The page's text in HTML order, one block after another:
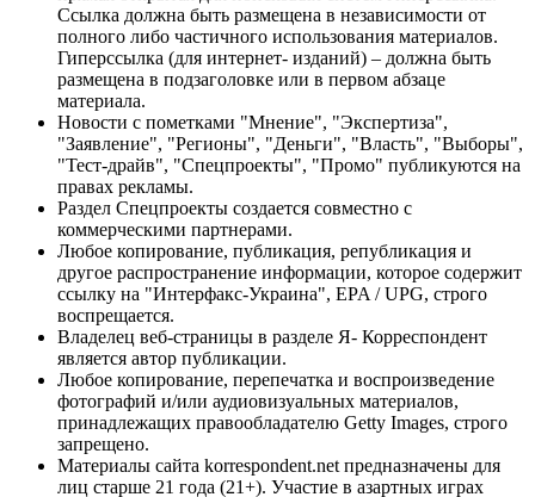
Ссылка должна быть размещена в независимости от
полного либо частичного использования материалов.
Гиперссылка (для интернет- изданий) – должна быть
размещена в подзаголовке или в первом абзаце
материала.
Новости с пометками "Мнение", "Экспертиза",
"Заявление", "Регионы", "Деньги", "Власть", "Выборы",
"Тест-драйв", "Спецпроекты", "Промо" публикуются на
правах рекламы.
Раздел Спецпроекты создается совместно с
коммерческими партнерами.
Любое копирование, публикация, републикация и
другое распространение информации, которое содержит
ссылку на "Интерфакс-Украина", EPA / UPG, строго
воспрещается.
Владелец веб-страницы в разделе Я- Корреспондент
является автор публикации.
Любое копирование, перепечатка и воспроизведение
фотографий и/или аудиовизуальных материалов,
принадлежащих правообладателю Getty Images, строго
запрещено.
Материалы сайта korrespondent.net предназначены для
лиц старше 21 года (21+). Участие в азартных играх